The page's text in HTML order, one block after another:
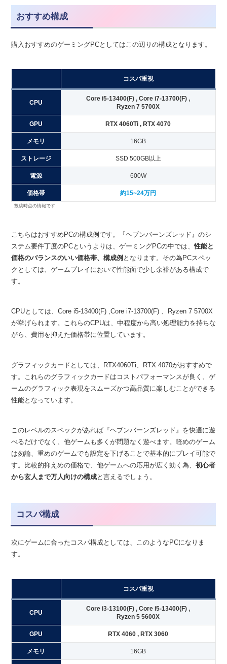
おすすめ構成
購入おすすめのゲーミングPCとしてはこの辺りの構成となります。
コスパ重視
CPU
Core i5-13400(F) ,Core i7-13700(F) ,
Ryzen 7 5700X
GPU RTX 4060Ti , RTX 4070
メモリ 16GB
ストレージ SSD 500GB以上
電源 600W
価格帯 約15~24万円
投稿時点の情報です
こちらはおすすめPCの構成例です。『ヘブンバーンズレッド』のシ
ステム要件丁度のPCというよりは、ゲーミングPCの中では、性能と
価格のバランスのいい価格帯、構成例となります。その為PCスペッ
クとしては、ゲームプレイにおいて性能面で少し余裕がある構成で
す。
CPUとしては、Core i5-13400(F) ,Core i7-13700(F) 、Ryzen 7 5700X
が挙げられます。これらのCPUは、中程度から高い処理能力を持ちな
がら、費用を抑えた価格帯に位置しています。
グラフィックカードとしては、RTX4060Ti、RTX 4070がおすすめで
す。これらのグラフィックカードはコストパフォーマンスが良く、ゲ
ームのグラフィック表現をスムーズかつ高品質に楽しむことができる
性能となっています。
このレベルのスペックがあれば『ヘブンバーンズレッド』を快適に遊
べるだけでなく、他ゲームも多くが問題なく遊べます。軽めのゲーム
は勿論、重めのゲームでも設定を下げることで基本的にプレイ可能で
す。比較的抑えめの価格で、他ゲームへの応用が広く効く為、 初心者
から玄人まで万人向けの構成と言えるでしょう。
コスパ構成
次にゲームに合ったコスパ構成としては、このようなPCになりま
す。
コスパ重視
CPU
Core i3-13100(F) ,Core i5-13400(F),
Ryzen 5 5600X
GPU RTX 4060 , RTX 3060
メモリ 16GB